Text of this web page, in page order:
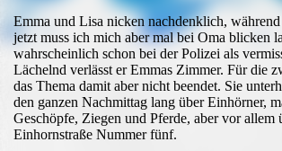
Emma und Lisa nicken nachdenklich, während
jetzt muss ich mich aber mal bei Oma blicken
wahrscheinlich schon bei der Polizei als
Lächelnd verlässt er Emmas Zimmer. Für die
das Thema damit aber nicht beendet. Sie
den ganzen Nachmittag lang über Einhörner,
Geschöpfe, Ziegen und Pferde, aber vor allem
Einhornstraße Nummer fünf.